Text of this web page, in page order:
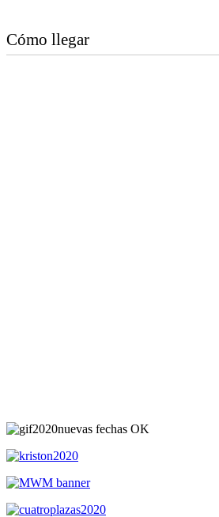
Cómo llegar